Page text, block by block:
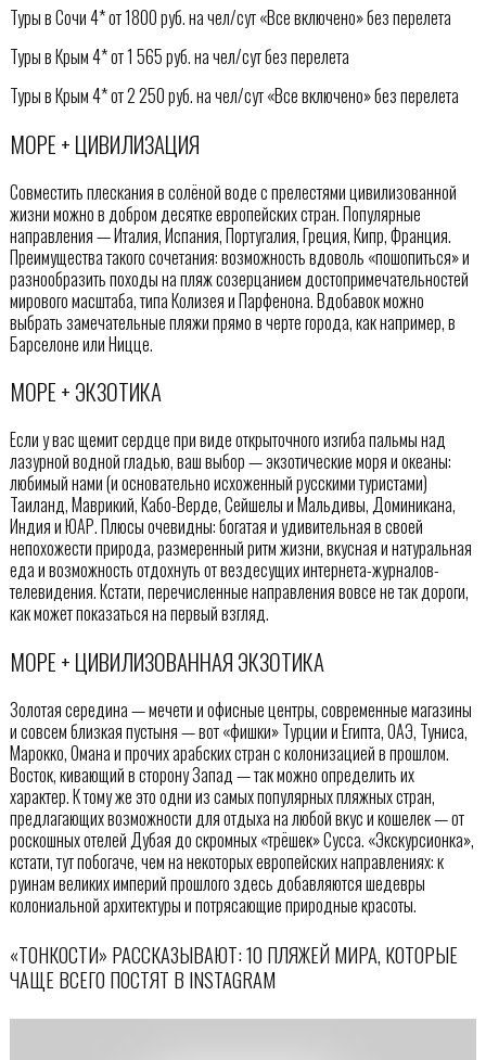
Туры в Сочи 4* от 1800 руб. на чел/сут «Все включено» без перелета
Туры в Крым 4* от 1 565 руб. на чел/сут без перелета
Туры в Крым 4* от 2 250 руб. на чел/сут «Все включено» без перелета
МОРЕ + ЦИВИЛИЗАЦИЯ
Совместить плескания в солёной воде с прелестями цивилизованной
жизни можно в добром десятке европейских стран. Популярные
направления — Италия, Испания, Португалия, Греция, Кипр, Франция.
Преимущества такого сочетания: возможность вдоволь «пошопиться» и
разнообразить походы на пляж созерцанием достопримечательностей
мирового масштаба, типа Колизея и Парфенона. Вдобавок можно
выбрать замечательные пляжи прямо в черте города, как например, в
Барселоне или Ницце.
МОРЕ + ЭКЗОТИКА
Если у вас щемит сердце при виде открыточного изгиба пальмы над
лазурной водной гладью, ваш выбор — экзотические моря и океаны:
любимый нами (и основательно исхоженный русскими туристами)
Таиланд, Маврикий, Кабо-Верде, Сейшелы и Мальдивы, Доминикана,
Индия и ЮАР. Плюсы очевидны: богатая и удивительная в своей
непохожести природа, размеренный ритм жизни, вкусная и натуральная
еда и возможность отдохнуть от вездесущих интернета-журналов-
телевидения. Кстати, перечисленные направления вовсе не так дороги,
как может показаться на первый взгляд.
МОРЕ + ЦИВИЛИЗОВАННАЯ ЭКЗОТИКА
Золотая середина — мечети и офисные центры, современные магазины
и совсем близкая пустыня — вот «фишки» Турции и Египта, ОАЭ, Туниса,
Марокко, Омана и прочих арабских стран с колонизацией в прошлом.
Восток, кивающий в сторону Запад — так можно определить их
характер. К тому же это одни из самых популярных пляжных стран,
предлагающих возможности для отдыха на любой вкус и кошелек — от
роскошных отелей Дубая до скромных «трёшек» Сусса. «Экскурсионка»,
кстати, тут побогаче, чем на некоторых европейских направлениях: к
руинам великих империй прошлого здесь добавляются шедевры
колониальной архитектуры и потрясающие природные красоты.
«ТОНКОСТИ» РАССКАЗЫВАЮТ: 10 ПЛЯЖЕЙ МИРА, КОТОРЫЕ
ЧАЩЕ ВСЕГО ПОСТЯТ В INSTAGRAM